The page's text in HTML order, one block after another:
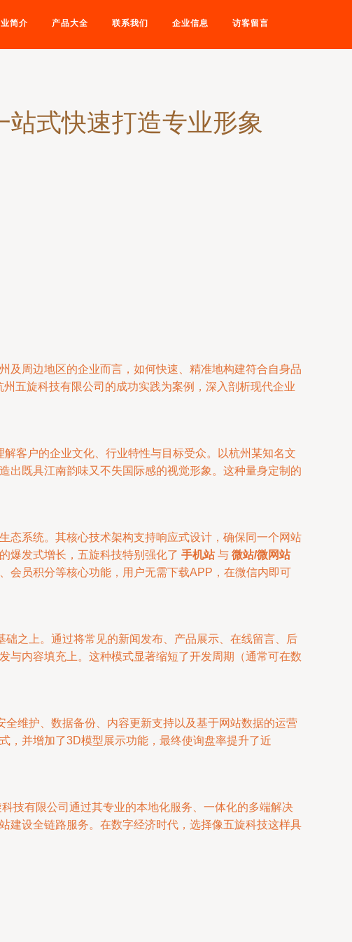
简介 产品大全 联系我们 企业信息 访客留言
式快速打造专业形象
及周边地区的企业而言，如何快速、精准地构建符合自身品
五旋科技有限公司的成功实践为案例，深入剖析现代企业
客户的企业文化、行业特性与目标受众。以杭州某知名文
出既具江南韵味又不失国际感的视觉形象。这种量身定制的
生态系统。其核心技术架构支持响应式设计，确保同一个网站
爆发式增长，五旋科技特别强化了 手机站与 微站/微网站
会员积分等核心功能，用户无需下载APP，在微信内即可
础之上。通过将常见的新闻发布、产品展示、在线留言、后
与内容填充上。这种模式显著缩短了开发周期（通常可在数
维护、数据备份、内容更新支持以及基于网站数据的运营
，并增加了3D模型展示功能，最终使询盘率提升了近
技有限公司通过其专业的本地化服务、一体化的多端解决
建设全链路服务。在数字经济时代，选择像五旋科技这样具